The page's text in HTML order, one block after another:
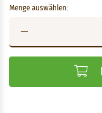
Menge auswählen: